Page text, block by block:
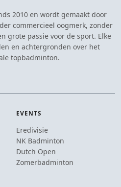
2010 en wordt gemaakt door
commercieel oogmerk, zonder
grote passie voor de sport. Elke
en achtergronden over het
topbadminton.
EVENTS
Eredivisie
NK Badminton
Dutch Open
Zomerbadminton